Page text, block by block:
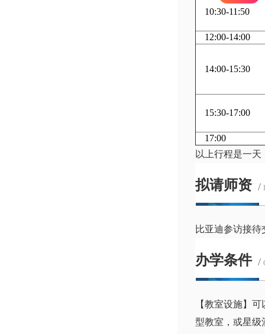
10:30-11:50
12:00-14:00
14:00-15:30
15:30-17:00
17:00
以上行程是一
拟请师资 /
比亚迪参访接
办学条件 /
【教室设施】
型教室，或星级